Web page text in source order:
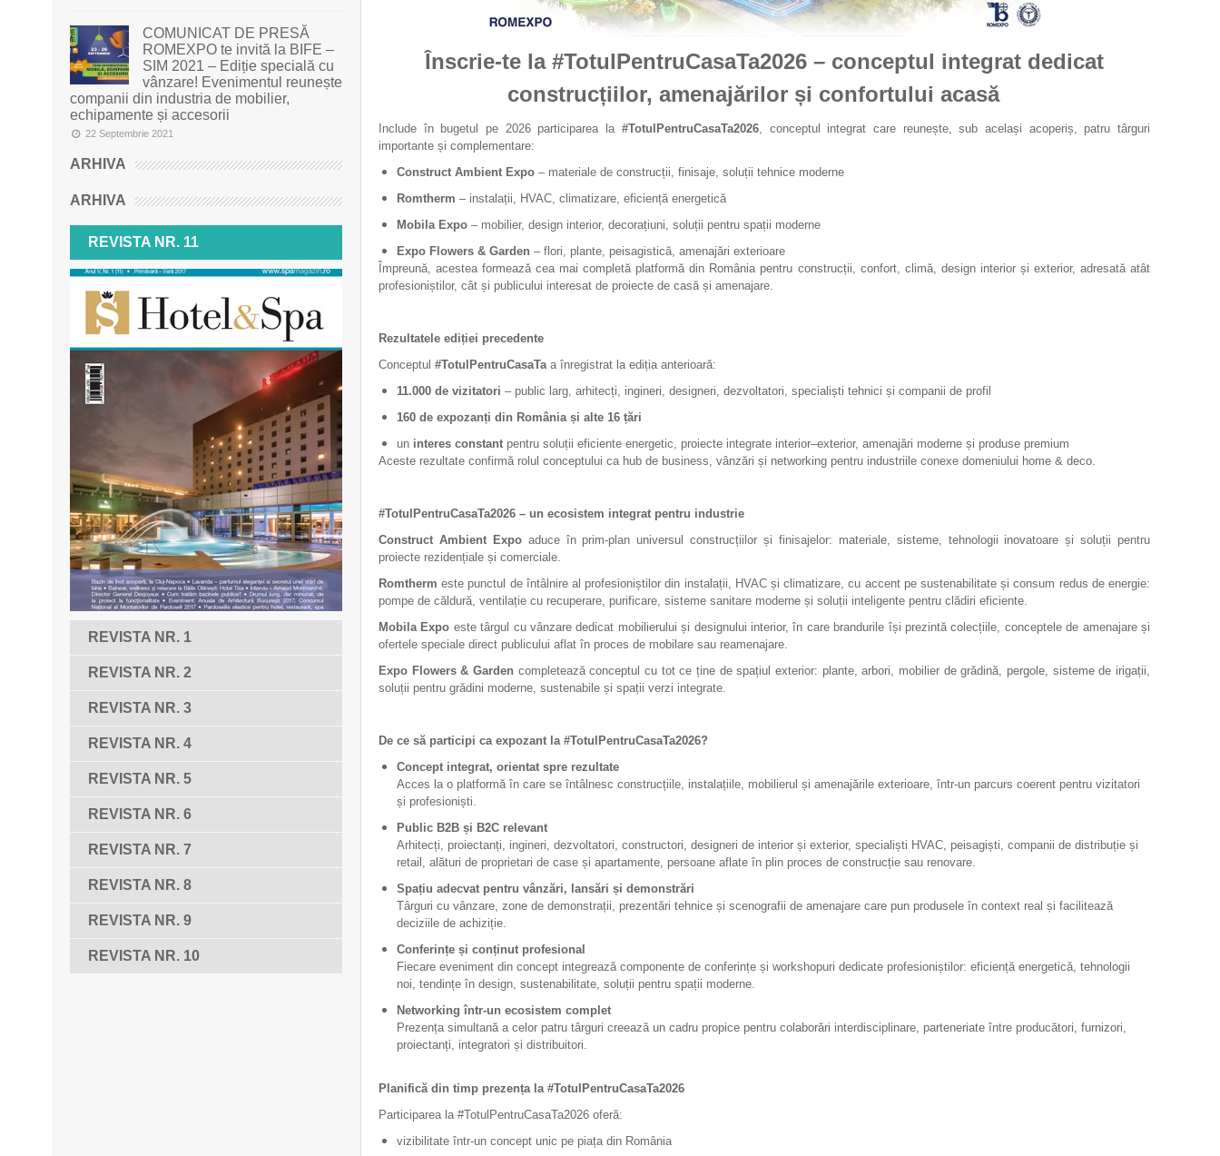
Înscrie-te la #TotulPentruCasaTa2026 – conceptul integrat dedicat
construcțiilor, amenajărilor și confortului acasă
Include în bugetul pe 2026 participarea la #TotulPentruCasaTa2026, conceptul integrat care reunește, sub același acoperiș, patru târguri
importante și complementare:
Construct Ambient Expo – materiale de construcții, finisaje, soluții tehnice moderne
Romtherm – instalații, HVAC, climatizare, eficiență energetică
Mobila Expo – mobilier, design interior, decorațiuni, soluții pentru spații moderne
Expo Flowers & Garden – flori, plante, peisagistică, amenajări exterioare
Împreună, acestea formează cea mai completă platformă din România pentru construcții, confort, climă, design interior și exterior, adresată atât
profesioniștilor, cât și publicului interesat de proiecte de casă și amenajare.
Rezultatele ediției precedente
Conceptul #TotulPentruCasaTaa înregistrat la ediția anterioară:
11.000 de vizitatori – public larg, arhitecți, ingineri, designeri, dezvoltatori, specialiști tehnici și companii de profil
160 de expozanți din România și alte 16 țări
un interes constant pentru soluții eficiente energetic, proiecte integrate interior–exterior, amenajări moderne și produse premium
Aceste rezultate confirmă rolul conceptului ca hub de business, vânzări și networking pentru industriile conexe domeniului home & deco.
#TotulPentruCasaTa2026 – un ecosistem integrat pentru industrie
Construct Ambient Expoaduce în prim-plan universul construcțiilor și finisajelor: materiale, sisteme, tehnologii inovatoare și soluții pentru
proiecte rezidențiale și comerciale.
Romtherm este punctul de întâlnire al profesioniștilor din instalații, HVAC și climatizare, cu accent pe sustenabilitate și consum redus de energie:
pompe de căldură, ventilație cu recuperare, purificare, sisteme sanitare moderne și soluții inteligente pentru clădiri eficiente.
Mobila Expo este târgul cu vânzare dedicat mobilierului și designului interior, în care brandurile își prezintă colecțiile, conceptele de amenajare și
ofertele speciale direct publicului aflat în proces de mobilare sau reamenajare.
Expo Flowers & Garden completează conceptul cu tot ce ține de spațiul exterior: plante, arbori, mobilier de grădină, pergole, sisteme de irigații,
soluții pentru grădini moderne, sustenabile și spații verzi integrate.
De ce să participi ca expozant la #TotulPentruCasaTa2026?
Concept integrat, orientat spre rezultate
Acces la o platformă în care se întâlnesc construcțiile, instalațiile, mobilierul și amenajările exterioare, într-un parcurs coerent pentru vizitatori
și profesioniști.
Public B2B și B2C relevant
Arhitecți, proiectanți, ingineri, dezvoltatori, constructori, designeri de interior și exterior, specialiști HVAC, peisagiști, companii de distribuție și
retail, alături de proprietari de case și apartamente, persoane aflate în plin proces de construcție sau renovare.
Spațiu adecvat pentru vânzări, lansări și demonstrări
Târguri cu vânzare, zone de demonstrații, prezentări tehnice și scenografii de amenajare care pun produsele în context real și facilitează
deciziile de achiziție.
Conferințe și conținut profesional
Fiecare eveniment din concept integrează componente de conferințe și workshopuri dedicate profesioniștilor: eficiență energetică, tehnologii
noi, tendințe în design, sustenabilitate, soluții pentru spații moderne.
Networking într-un ecosistem complet
Prezența simultană a celor patru târguri creează un cadru propice pentru colaborări interdisciplinare, parteneriate între producători, furnizori,
proiectanți, integratori și distribuitori.
Planifică din timp prezența la #TotulPentruCasaTa2026
Participarea la #TotulPentruCasaTa2026 oferă:
vizibilitate într-un concept unic pe piața din România
COMUNICAT DE PRESĂ
ROMEXPO te invită la BIFE –
SIM 2021 – Ediție specială cu
vânzare! Evenimentul reunește
companii din industria de mobilier,
echipamente și accesorii
22 Septembrie 2021
ARHIVA
ARHIVA
REVISTA NR. 11
REVISTA NR. 1
REVISTA NR. 2
REVISTA NR. 3
REVISTA NR. 4
REVISTA NR. 5
REVISTA NR. 6
REVISTA NR. 7
REVISTA NR. 8
REVISTA NR. 9
REVISTA NR. 10